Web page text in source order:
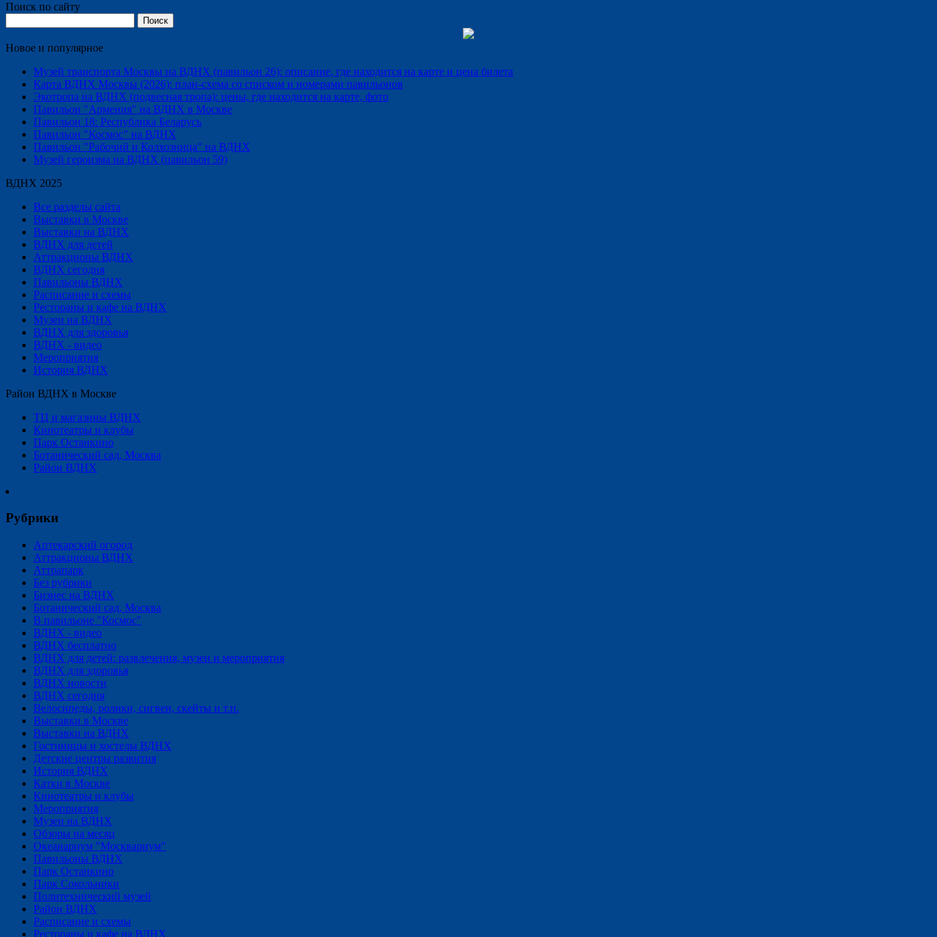
Поиск по сайту
Новое и популярное
Музей транспорта Москвы на ВДНХ (павильон 26): описание, где находится на карте и цена билета
Карта ВДНХ Москвы (2026): план-схема со списком и номерами павильонов
Экотропа на ВДНХ (подвесная тропа): цены, где находится на карте, фото
Павильон "Армения" на ВДНХ в Москве
Павильон 18: Республика Беларусь
Павильон "Космос" на ВДНХ
Павильон "Рабочий и Колхозница" на ВДНХ
Музей героизма на ВДНХ (павильон 59)
ВДНХ 2025
Все разделы сайта
Выставки в Москве
Выставки на ВДНХ
ВДНХ для детей
Аттракционы ВДНХ
ВДНХ сегодня
Павильоны ВДНХ
Расписание и схемы
Рестораны и кафе на ВДНХ
Музеи на ВДНХ
ВДНХ для здоровья
ВДНХ - видео
Мероприятия
История ВДНХ
Район ВДНХ в Москве
ТЦ и магазины ВДНХ
Кинотеатры и клубы
Парк Останкино
Ботанический сад, Москва
Район ВДНХ
Рубрики
Аптекарский огород
Аттракционы ВДНХ
Аттрапарк
Без рубрики
Бизнес на ВДНХ
Ботанический сад, Москва
В павильоне "Космос"
ВДНХ - видео
ВДНХ бесплатно
ВДНХ для детей: развлечения, музеи и мероприятия
ВДНХ для здоровья
ВДНХ новости
ВДНХ сегодня
Велосипеды, ролики, сигвеи, скейты и т.п.
Выставки в Москве
Выставки на ВДНХ
Гостиницы и хостелы ВДНХ
Детские центры развития
История ВДНХ
Катки в Москве
Кинотеатры и клубы
Мероприятия
Музеи на ВДНХ
Обзоры на месяц
Океанариум "Москвариум"
Павильоны ВДНХ
Парк Останкино
Парк Сокольники
Политехнический музей
Район ВДНХ
Расписание и схемы
Рестораны и кафе на ВДНХ